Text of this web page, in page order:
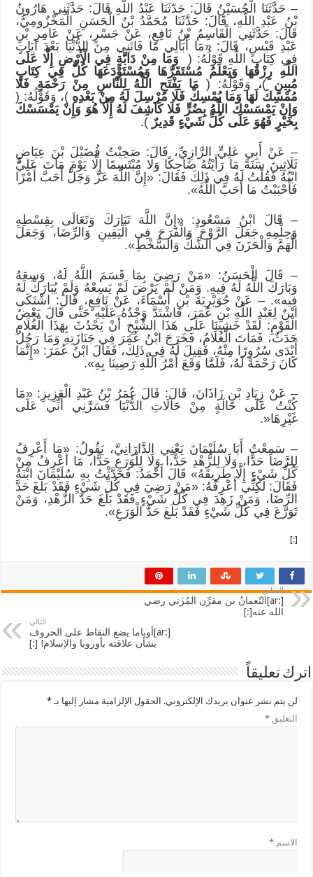
– حَدَّثَنَا الْحُسَيْنُ قَالَ: حَدّثَنَا عَبْدُ اللَّهِ قَالَ: حَدَّثَنِي هَارُونُ
بْنُ عَبْدِ اللَّهِ، قَالَ: حَدَّثَنَا مُحَمَّدُ بْنُ الْحَسَنِ الْمَخْزُومِيُّ،
قَالَ: حَدَّثَنِي الْقَاسِمُ بْنُ نَافِعٍ، عَنْ جَسْرٍ، عَنْ عَامِرِ بْنِ
عَبْدِ قَيْسٍ، قَالَ: «مَا أُبَالِي مَا فَاتَنِي مِنَ الدُّنْيَا بَعْدَ آيَاتٍ
فِي كِتَابِ اللَّهِ قَوْلُهُ: ( وَمَا مِنْ دَابَّةٍ فِي الْأَرْضِ إِلَّا عَلَى
اللَّهِ رِزْقُهَا وَيَعْلَمُ مُسْتَقَرَّهَا وَمُسْتَوْدَعَهَا كُلٌّ فِي كِتَابٍ
مُبِينٍ )، وَقَوْلُهُ: (مَا يَفْتَحِ اللَّهُ لِلنَّاسِ مِنْ رَحْمَةٍ فَلَا
مُمْسِكَ لَهَا وَمَا يُمْسِكْ فَلَا مُرْسِلَ لَهُ مِنْ بَعْدِهِ )، وَقَوْلُهُ: (
وَإِنْ يَمْسَسْكَ اللَّهُ بِضُرٍّ فَلَا كَاشِفَ لَهُ إِلَّا هُوَ وَإِنْ يَمْسَسْكَ
بِخَيْرٍ فَهُوَ عَلَى كُلِّ شَيْءٍ قَدِيرٌ ).
– عَنْ أَبِي عَلِيٍّ الرَّازِيِّ، قَالَ: صَحِبْتُ فُضَيْلَ بْنَ عِيَاضٍ
ثَلَاثِينَ سَنَةً مَا رَأَيْتُهُ ضَاحِكًا وَلَا مُبْتَسِمًا إِلَّا يَوْمَ مَاتَ عَلِيٌّ
ابْنُهُ فَقُلْتُ لَهُ فِي ذَلِكَ فَقَالَ: «إِنَّ اللَّهَ عَزَّ وَجَلَّ أَحَبَّ أَمْرًا
فَأَحْبَبْتُ مَا أَحَبَّ اللَّهُ».
– قَالَ ابْنُ مَسْعُودٍ: «إِنَّ اللَّهَ تَبَارَكَ وَتَعَالَى بِقِسْطِهِ
وَحِلْمِهِ جَعَلَ الرَّوْحَ وَالْفَرَحَ فِي الْيَقِينِ وَالرِّضَا، وَجَعَلَ
الْهَمَّ وَالْحَزَنَ فِي الشَّكِّ وَالسُّخْطِ».
– قَالَ الْحَسَنُ: «مَنْ رَضِيَ بِمَا قَسَمَ اللَّهُ لَهُ، وَسِعَهُ
وَبَارَكَ اللَّهُ لَهُ فِيهِ. وَمَنْ لَمْ يَرْضَ لَمْ يَسِعْهُ وَلَمْ يُبَارَكْ لَهُ
فِيه». – عَنْ جُوَيْرِيَةَ بْنِ أَسْمَاءَ، عَنْ نَافِعٍ، قَالَ: اشْتَكَى
ابْنٌ لِعَبْدِ اللَّهِ بْنِ عُمَرَ، فَاشْتَدَّ وَجْدُهُ عَلَيْهِ حَتَّى قَالَ بَعْضُ
الْقَوْمِ: لَقَدْ خَشِينَا عَلَى هَذَا الشَّيْخِ أَنْ يَحْدُثَ بِهَذَا الْغُلَامِ
حَدَثٌ، فَمَاتَ الْغُلَامُ، فَخَرَجَ ابْنُ عُمَرَ فِي جَنَازَتِهِ وَمَا رَجُلٌ
أَبْدَى سُرُورًا مِنْهُ، فَقِيلَ لَهُ فِي ذَلِكَ، فَقَالَ ابْنُ عُمَرَ: «إِنَّمَا
كَانَ رَحْمَةً لَهُ، فَلَمَّا وَقَعَ أَمْرُ اللَّهِ رَضِينَا بِهِ».
– عَنْ زِيَادِ بْنِ زَاذَانَ، قَالَ: قَالَ عُمَرُ بْنُ عَبْدِ الْعَزِيزِ: «مَا
كُنْتُ عَلَى حَالَةٍ مِنْ حَالَاتِ الدُّنْيَا فَسَرَّنِي أَنِّي عَلَى
غَيْرِهَا«.
– سَمِعْتُ أَبَا سُلَيْمَانَ يَعْنِي الدَّارَانِيَّ، يَقُولُ: «مَا أَعْرِفُ
لِلرَّضَا حَدًّا، وَلَا لِلزُّهْدِ حَدًّ،ا وَلَا لِلْوَرَعِ حَدًّا، مَا أَعْرِفُ مِنْ
كُلِّ شَيْءٍ إِلَّا طَرِيقَهُ» قَالَ أَحْمَدُ: فَحَدَّثْتُ بِهِ سُلَيْمَانَ ابْنَهُ
فَقَالَ: لَكِنِّي أَعْرِفُهُ: «مَنْ رَضِيَ فِي كُلِّ شَيْءٍ فَقَدْ بَلَغَ حَدَّ
الرِّضَا، وَمَنْ زَهِدَ فِي كُلِّ شَيْءٍ فَقَدْ بَلَغَ حَدَّ الزُّهْدِ، وَمَنْ
تَوَرَّعَ فِي كُلِّ شَيْءٍ فَقَدْ بَلَغَ حَدَّ الْوَرَعِ».
[:]
السابق
[:ar]النّعمانُ بن مقرِّن المُزَني رضي
الله عنه[:]
التالي
[:ar]أوباما يضع النقاط على الحروف
بشأن علاقته بأوروبا والإسلام! [:]
اترك تعليقاً
لن يتم نشر عنوان بريدك الإلكتروني. الحقول الإلزامية مشار إليها بـ*
التعليق*
الاسم*